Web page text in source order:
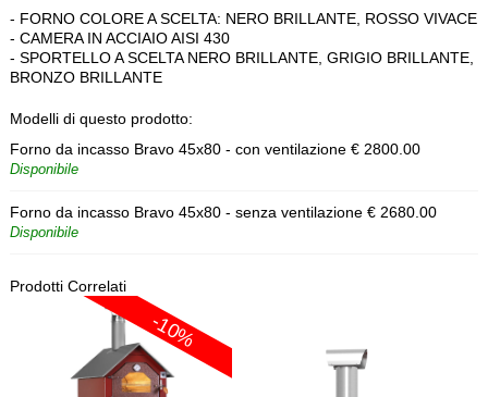
- FORNO COLORE A SCELTA: NERO BRILLANTE, ROSSO VIVACE
- CAMERA IN ACCIAIO AISI 430
- SPORTELLO A SCELTA NERO BRILLANTE, GRIGIO BRILLANTE,
BRONZO BRILLANTE
Modelli di questo prodotto:
Forno da incasso Bravo 45x80 - con ventilazione € 2800.00
Disponibile
Forno da incasso Bravo 45x80 - senza ventilazione € 2680.00
Disponibile
Prodotti Correlati
-10%